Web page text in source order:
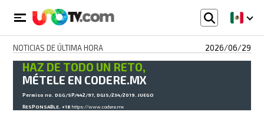
NOTICIAS DE ÚLTIMA HORA 2026/06/29
HAZ DE TODO UN RETO,
MÉTELE EN CODERE.MX
Permiso no. DGG/SP/442/97, DGJS/234/2019. JUEGO
RESPONSABLE. +18https://www.codere.mx